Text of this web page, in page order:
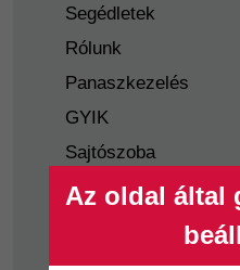
Az oldal által
Segédletek
Rólunk
Panaszkezelés
GYIK
Sajtószoba
Nyilvánosságra
Visszaélés-bejelentés